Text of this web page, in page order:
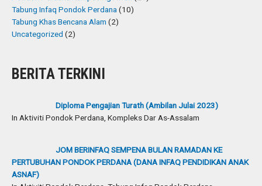
Tabung Infaq Pondok Perdana(10)
Tabung Khas Bencana Alam (2)
Uncategorized (2)
BERITA TERKINI
Diploma Pengajian Turath (Ambilan Julai 2023)
In Aktiviti Pondok Perdana, Kompleks Dar As-Assalam
JOM BERINFAQ SEMPENA BULAN RAMADAN KE
PERTUBUHAN PONDOK PERDANA (DANA INFAQ PENDIDIKAN ANAK
ASNAF)